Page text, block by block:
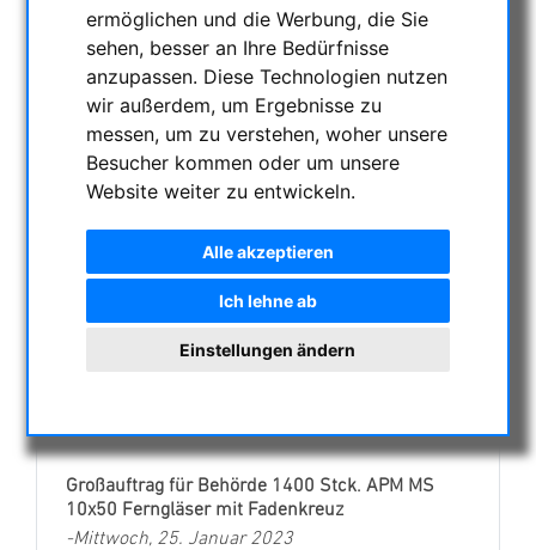
ermöglichen und die Werbung, die Sie
sehen, besser an Ihre Bedürfnisse
anzupassen. Diese Technologien nutzen
wir außerdem, um Ergebnisse zu
messen, um zu verstehen, woher unsere
Besucher kommen oder um unsere
Website weiter zu entwickeln.
Alle akzeptieren
Ich lehne ab
Einstellungen ändern
BLOG ARCHIVE
2025
2024
2023
Großauftrag für Behörde 1400 Stck. APM MS
10x50 Ferngläser mit Fadenkreuz
-Mittwoch, 25. Januar 2023